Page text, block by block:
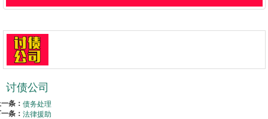
讨债公司
条： 债务处理
条： 法律援助